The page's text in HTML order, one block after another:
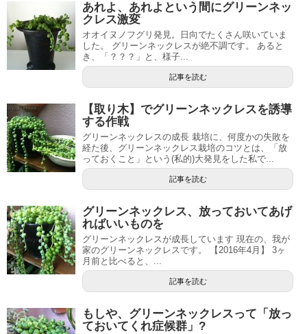
あれよ、あれよという間にグリーンネッ
クレス激変
オオイヌノフグリ発見。日向でたくさん咲いていま
した。 グリーンネックレスが絶不調です。 あると
き、「？？？」と、様子...
記事を読む
【取り木】でグリーンネックレスを誘導
する作戦
グリーンネックレスの成長 栽培に、何度かの失敗を
経た後、グリーンネックレス栽培のコツとは、「放
っておくこと」という(私的)大発見をした私で...
記事を読む
グリーンネックレス、放っておいてあげ
ればいいものを
グリーンネックレスが成長しています 現在の、我が
家のグリーンネックレスです。 【2016年4月】 3ヶ
月前と比べると、...
記事を読む
もしや、グリーンネックレスって「放っ
ておいてくれ症候群」?